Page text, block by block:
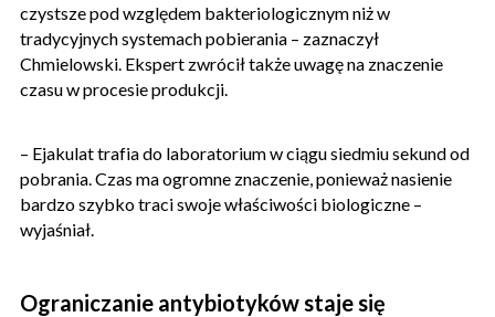
czystsze pod względem bakteriologicznym niż w
tradycyjnych systemach pobierania – zaznaczył
Chmielowski. Ekspert zwrócił także uwagę na znaczenie
czasu w procesie produkcji.
– Ejakulat trafia do laboratorium w ciągu siedmiu sekund od
pobrania. Czas ma ogromne znaczenie, ponieważ nasienie
bardzo szybko traci swoje właściwości biologiczne –
wyjaśniał.
Ograniczanie antybiotyków staje się